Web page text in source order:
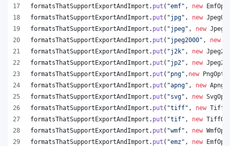
formatsThatSupportExportAndImport . put ( "emf" , new
formatsThatSupportExportAndImport . put ( "jpg" , new
formatsThatSupportExportAndImport . put ( "jpeg" , new
formatsThatSupportExportAndImport . put ( "jpeg2000" , new
formatsThatSupportExportAndImport . put ( "j2k" , new
formatsThatSupportExportAndImport . put ( "jp2" , new
formatsThatSupportExportAndImport . put ( "png" , new
formatsThatSupportExportAndImport . put ( "apng" , new
formatsThatSupportExportAndImport . put ( "svg" , new
formatsThatSupportExportAndImport . put ( "tiff" , new
formatsThatSupportExportAndImport . put ( "tif" , new
formatsThatSupportExportAndImport . put ( "wmf" , new
formatsThatSupportExportAndImport . put ( "emz" , new